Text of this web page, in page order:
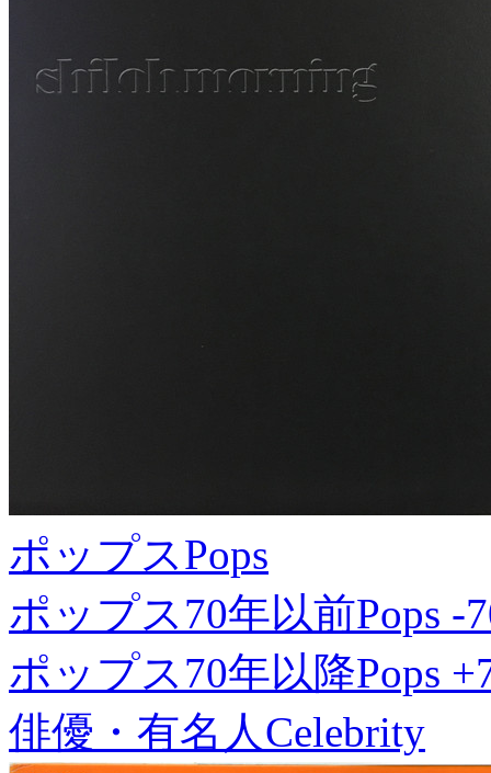
ポップスPops
ポップス70年以前Pops -
ポップス70年以降Pops
俳優・有名人Celebrity